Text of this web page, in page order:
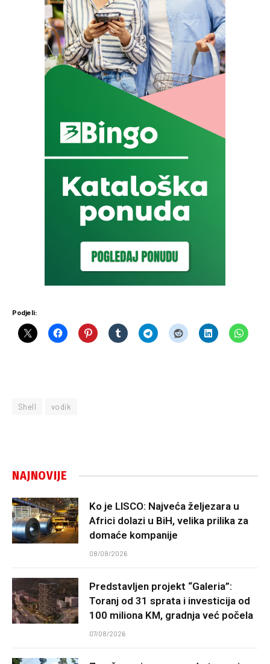
Podjeli:
Shell vodik
NAJNOVIJE
Ko je LISCO: Najveća željezara u
Africi dolazi u BiH, velika prilika za
domaće kompanije
08/08/2026
Predstavljen projekt “Galeria”:
Toranj od 31 sprata i investicija od
100 miliona KM, gradnja već počela
07/08/2026